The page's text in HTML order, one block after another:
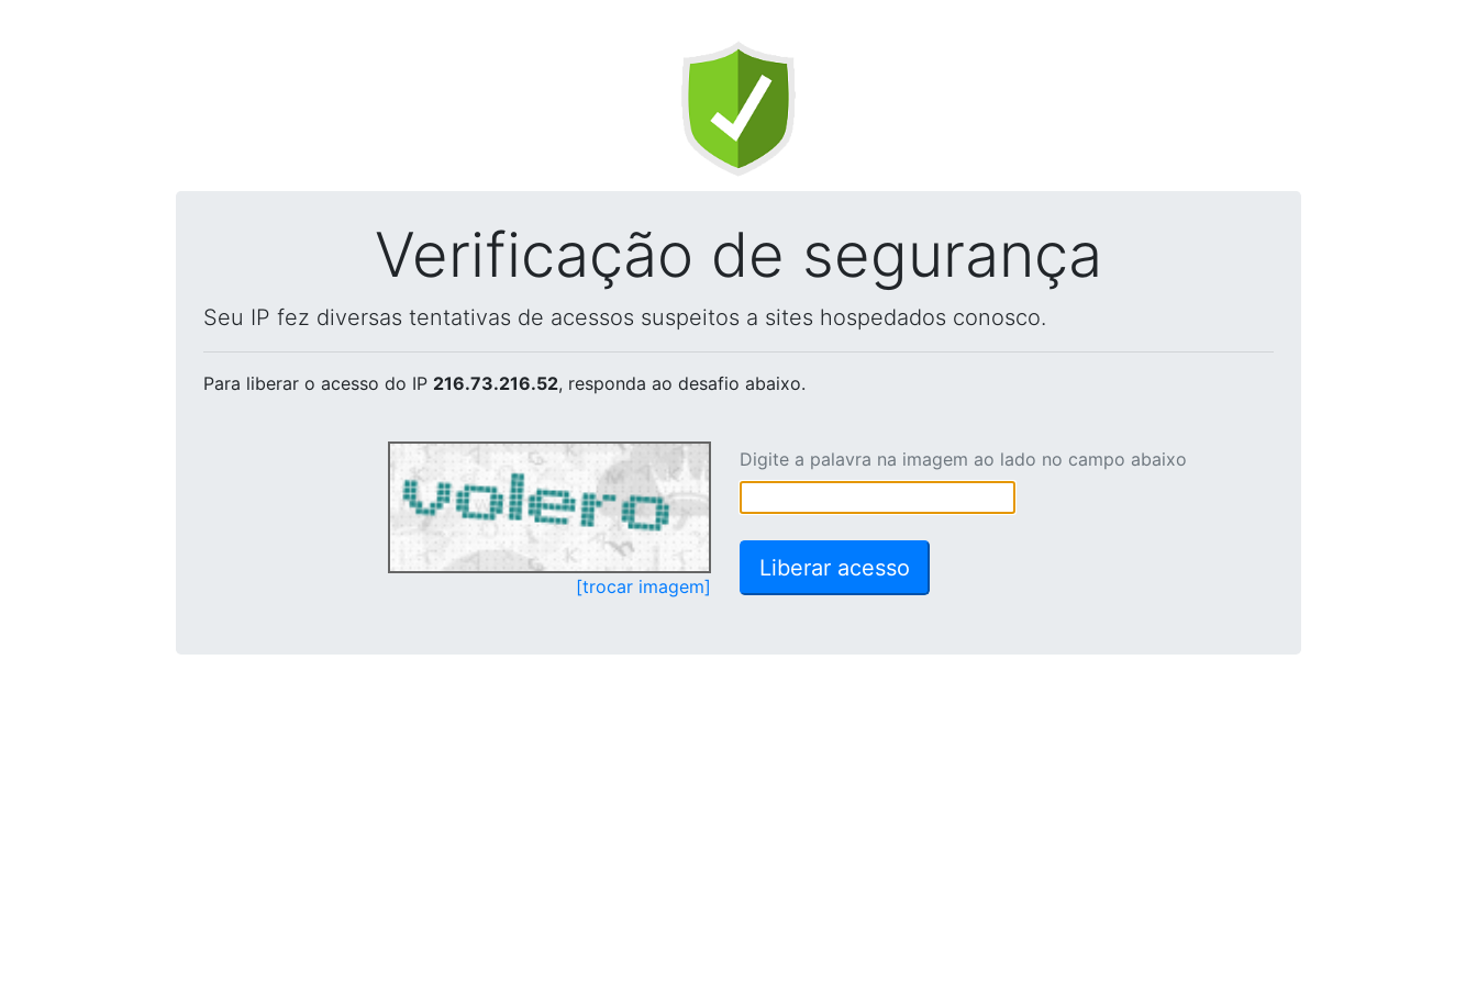
Verificação de segurança
Seu IP fez diversas tentativas de acessos suspeitos a sites hospedados conosco.
Para liberar o acesso do IP 216.73.216.52, responda ao desafio abaixo.
[trocar imagem]
Digite a palavra na imagem ao lado no campo abaixo